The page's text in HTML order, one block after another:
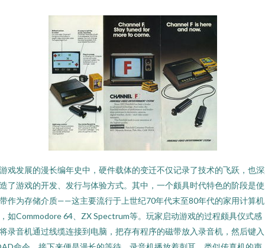
戏发展的漫长编年史中，硬件载体的变迁不仅记录了技术的飞跃，也
了游戏的开发、发行与体验方式。其中，一个颇具时代特色的阶段是
作为存储介质——这主要流行于上世纪70年代末至80年代的家用计算机
如Commodore 64、ZX Spectrum等。玩家启动游戏的过程颇具仪式感
录音机通过线缆连接到电脑，把存有程序的磁带放入录音机，然后键入